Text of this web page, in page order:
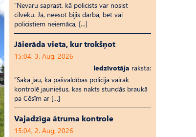
“Nevaru saprast, kā policists var nosist
cilvēku. Jā, neesot bijis darbā, bet vai
policistiem neiemāca, […]
Jāierāda vieta, kur trokšņot
15:04, 3. Aug, 2026
Iedzīvotāja raksta:
“Saka jau, ka pašvaldības policija vairāk
kontrolē jauniešus, kas nakts stundās braukā
pa Cēsīm ar […]
Vajadzīga ātruma kontrole
15:04, 2. Aug, 2026